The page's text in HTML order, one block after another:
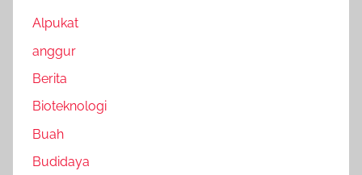
Alpukat
anggur
Berita
Bioteknologi
Buah
Budidaya